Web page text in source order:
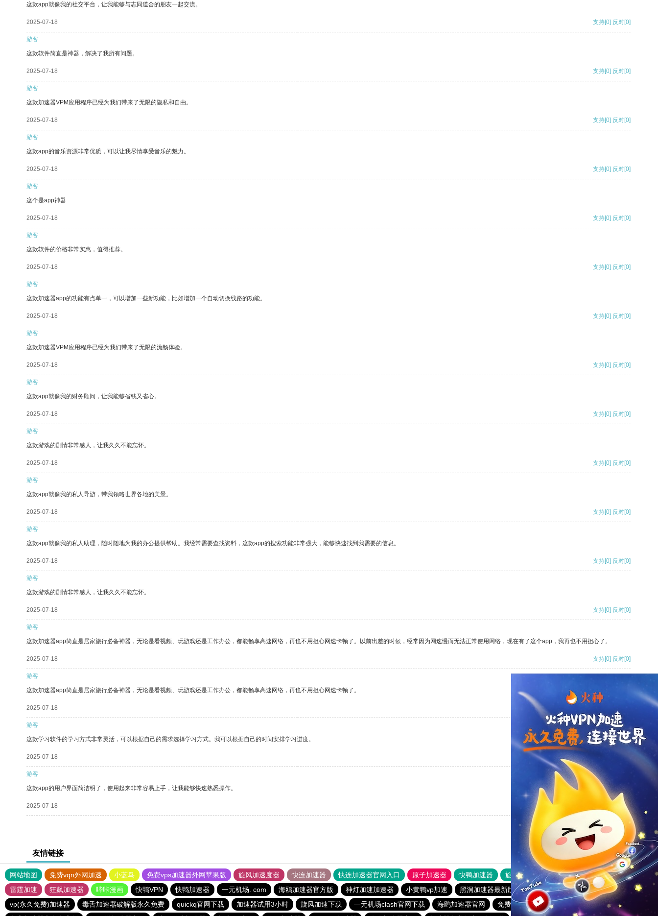
这款app就像我的社交平台，让我能够与志同道合的朋友一起交流。
2025-07-18 支持[0] 反对[0]
游客
这款软件简直是神器，解决了我所有问题。
2025-07-18 支持[0] 反对[0]
游客
这款加速器VPM应用程序已经为我们带来了无限的隐私和自由。
2025-07-18 支持[0] 反对[0]
游客
这款app的音乐资源非常优质，可以让我尽情享受音乐的魅力。
2025-07-18 支持[0] 反对[0]
游客
这个是app神器
2025-07-18 支持[0] 反对[0]
游客
这款软件的价格非常实惠，值得推荐。
2025-07-18 支持[0] 反对[0]
游客
这款加速器app的功能有点单一，可以增加一些新功能，比如增加一个自动切换线路的功能。
2025-07-18 支持[0] 反对[0]
游客
这款加速器VPM应用程序已经为我们带来了无限的流畅体验。
2025-07-18 支持[0] 反对[0]
游客
这款app就像我的财务顾问，让我能够省钱又省心。
2025-07-18 支持[0] 反对[0]
游客
这款游戏的剧情非常感人，让我久久不能忘怀。
2025-07-18 支持[0] 反对[0]
游客
这款app就像我的私人导游，带我领略世界各地的美景。
2025-07-18 支持[0] 反对[0]
游客
这款app就像我的私人助理，随时随地为我的办公提供帮助。我经常需要查找资料，这款app的搜索功能非常强大，能够快速找到我需要的信息。
2025-07-18 支持[0] 反对[0]
游客
这款游戏的剧情非常感人，让我久久不能忘怀。
2025-07-18 支持[0] 反对[0]
游客
这款加速器app简直是居家旅行必备神器，无论是看视频、玩游戏还是工作办公，都能畅享高速网络，再也不用担心网速卡顿了。以前出差的时候，经常因为网速慢而无法正常使用网络，现在有了这个app，我再也不用担心了。
2025-07-18 支持[0] 反对[0]
游客
这款加速器app简直是居家旅行必备神器，无论是看视频、玩游戏还是工作办公，都能畅享高速网络，再也不用担心网速卡顿了。
2025-07-18
游客
这款学习软件的学习方式非常灵活，可以根据自己的需求选择学习方式。我可以根据自己的时间安排学习进度。
2025-07-18 反对
游客
这款app的用户界面简洁明了，使用起来非常容易上手，让我能够快速熟悉操作。
2025-07-18 反对[0]
友情链接
网站地图 免费vqn外网加速 小蓝鸟 免费vps加速器外网苹果版 旋风加速度器 快连加速器 快连加速器官网入口 原子加速器 快鸭加速器 旋风加速度器 外网网址导航
软件中心
雷霆加速
狂飙加速器 哔咔漫画 快鸭VPN 快鸭加速器 一元机场. com 海鸥加速器官方版 神灯加速加速器 小黄鸭vp加速 黑洞加速器最新版 一元机场
跨境加速器
vp(永久免费)加速器
毒舌加速器破解版永久免费 quickq官网下载 加速器试用3小时 旋风加速下载 一元机场clash官网下载 海鸥加速器官网 免费的加速器推荐
飞驰加速器官网